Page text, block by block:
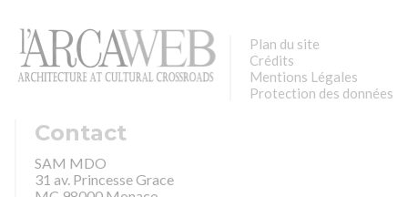
Plan du site
Crédits
Mentions Légales
Protection des données
Contact
SAM MDO
31 av. Princesse Grace